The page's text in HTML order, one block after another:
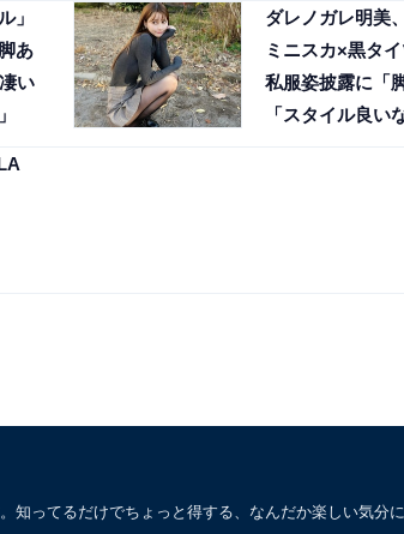
」
あ
い
ダレノガレ明美
ミニスカ×黒タイ
私服姿披露に「
「スタイル良い
ってるだけでちょっと得する、なんだか楽しい気分